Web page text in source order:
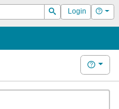
Suchen
Login Hilfe
Hilfe